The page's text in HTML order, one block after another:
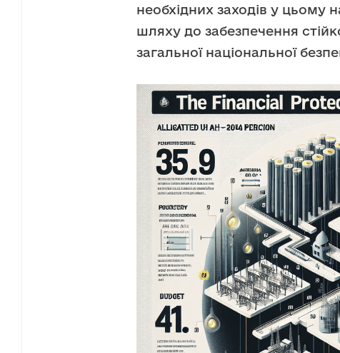
необхідних заходів у
шляху до забезпечення
загальної національної